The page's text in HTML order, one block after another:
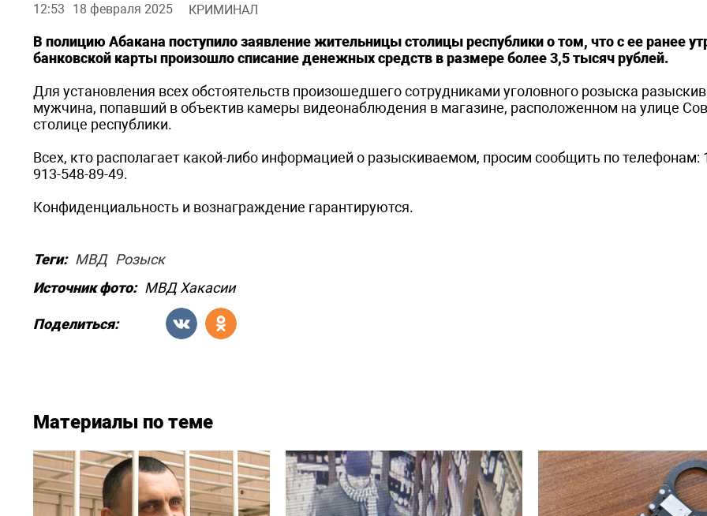
12:53 18 февраля 2025 КРИМИНАЛ
В полицию Абакана поступило заявление жительницы столицы республики о том, что с ее ранее
банковской карты произошло списание денежных средств в размере более 3,5 тысяч рублей.
Для установления всех обстоятельств произошедшего сотрудниками уголовного розыска
мужчина, попавший в объектив камеры видеонаблюдения в магазине, расположенном на улице
столице республики.
Всех, кто располагает какой-либо информацией о разыскиваемом, просим сообщить по телефонам:
913-548-89-49.
Конфиденциальность и вознаграждение гарантируются.
Теги: МВД Розыск
Источник фото: МВД Хакасии
Поделиться:
Материалы по теме